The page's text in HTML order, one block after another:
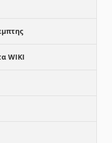
WIKI